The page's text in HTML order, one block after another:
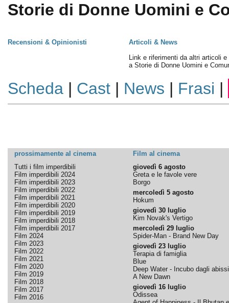
Storie di Donne Uomini e
Recensioni & Opinionisti
Articoli & News
Link e riferimenti da altri articoli e
a Storie di Donne Uomini e
Scheda| Cast| News | Frasi |
prossimamente al cinema
Film al cinema
Tutti i film imperdibili
Film imperdibili 2024
Film imperdibili 2023
Film imperdibili 2022
Film imperdibili 2021
Film imperdibili 2020
Film imperdibili 2019
Film imperdibili 2018
Film imperdibili 2017
Film 2024
Film 2023
Film 2022
Film 2021
Film 2020
Film 2019
Film 2018
Film 2017
Film 2016
giovedì 6 agosto
Greta e le favole vere
Borgo
mercoledì 5 agosto
Hokum
giovedì 30 luglio
Kim Novak's Vertigo
mercoledì 29 luglio
Spider-Man - Brand New Day
giovedì 23 luglio
Terapia di famiglia
Blue
Deep Water - Incubo dagli abissi
A New Dawn
giovedì 16 luglio
Odissea